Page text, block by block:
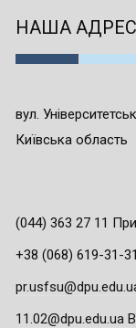
НАША
вул.
Київська область
(044) 363 27 11
+38 (068) 619-31-
11.02@dpu.edu.ua